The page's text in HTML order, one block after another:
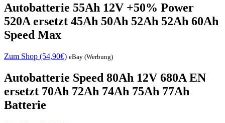
Autobatterie 55Ah 12V +50% Power
520A ersetzt 45Ah 50Ah 52Ah 52Ah 60Ah
Speed Max
Zum Shop (54,90€) eBay (Werbung)
Autobatterie Speed 80Ah 12V 680A EN
ersetzt 70Ah 72Ah 74Ah 75Ah 77Ah
Batterie